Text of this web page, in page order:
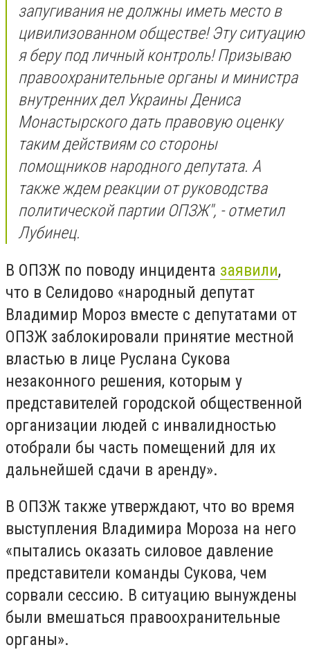
запугивания не должны иметь место в
цивилизованном обществе! Эту ситуацию
я беру под личный контроль! Призываю
правоохранительные органы и министра
внутренних дел Украины Дениса
Монастырского дать правовую оценку
таким действиям со стороны
помощников народного депутата. А
также ждем реакции от руководства
политической партии ОПЗЖ", - отметил
Лубинец.
В ОПЗЖ по поводу инцидента заявили,
что в Селидово «народный депутат
Владимир Мороз вместе с депутатами от
ОПЗЖ заблокировали принятие местной
властью в лице Руслана Сукова
незаконного решения, которым у
представителей городской общественной
организации людей с инвалидностью
отобрали бы часть помещений для их
дальнейшей сдачи в аренду».
В ОПЗЖ также утверждают, что во время
выступления Владимира Мороза на него
«пытались оказать силовое давление
представители команды Сукова, чем
сорвали сессию. В ситуацию вынуждены
были вмешаться правоохранительные
органы».